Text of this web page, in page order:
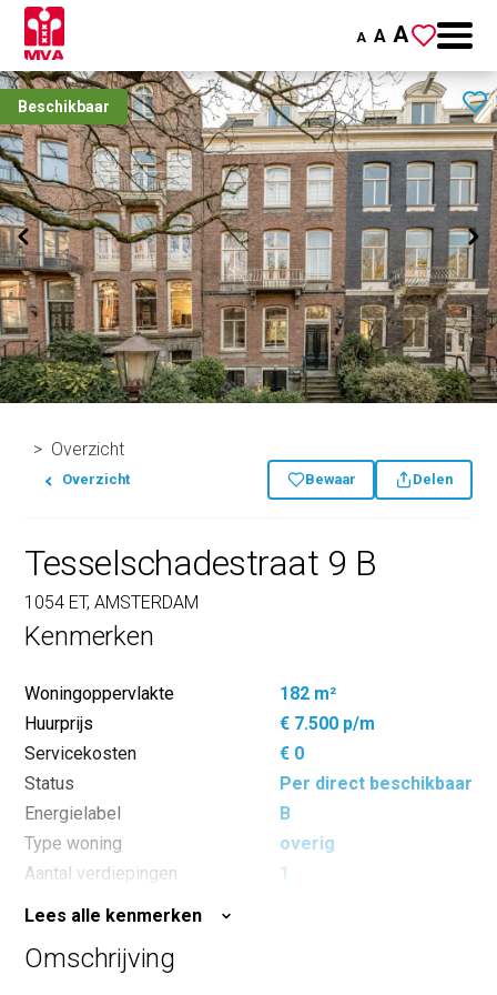
A A A
Beschikbaar
Overzicht
Overzicht Bewaar Delen
Tesselschadestraat 9 B
1054 ET, AMSTERDAM
Kenmerken
Woningoppervlakte
182 m²
Huurprijs
€ 7.500 p/m
Servicekosten
€ 0
Status
Per direct beschikbaar
Energielabel
B
Type woning
overig
Aantal verdiepingen
1
Aantal kamers
Inhoud
Lees alle kenmerken
Omschrijving